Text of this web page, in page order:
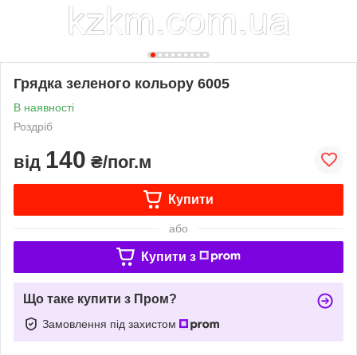
Грядка зеленого кольору 6005
В наявності
Роздріб
від 140 ₴/пог.м
Купити
або
Купити з
Що таке купити з Пром?
Замовлення під захистом